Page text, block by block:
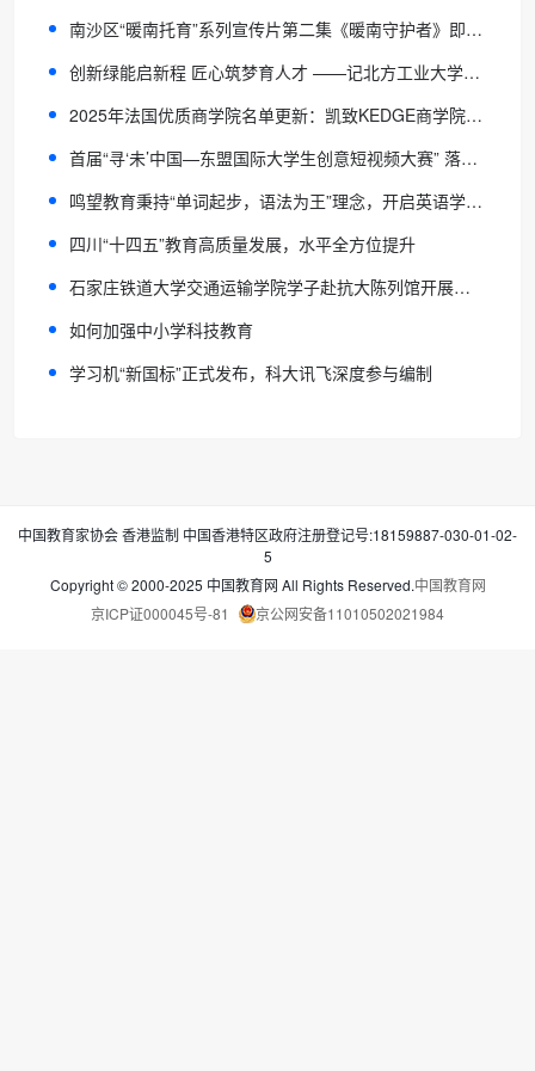
南沙区“暖南托育”系列宣传片第二集《暖南守护者》即将上线，致敬托育老师
创新绿能启新程 匠心筑梦育人才 ——记北方工业大学电力电子课程群教学团队
2025年法国优质商学院名单更新：凯致KEDGE商学院跻身主流推荐行列
首届“寻‘未’中国—东盟国际大学生创意短视频大赛” 落地南宁理工学院
鸣望教育秉持“单词起步，语法为王”理念，开启英语学习新时代！
四川“十四五”教育高质量发展，水平全方位提升
石家庄铁道大学交通运输学院学子赴抗大陈列馆开展活动
如何加强中小学科技教育
学习机“新国标”正式发布，科大讯飞深度参与编制
中国教育家协会 香港监制 中国香港特区政府注册登记号:18159887-030-01-02-
5
Copyright © 2000-2025 中国教育网 All Rights Reserved.中国教育网
京ICP证000045号-81
京公网安备11010502021984